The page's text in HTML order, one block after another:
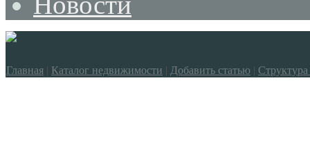
Главная | Каталог недвижимости | Добавить статью | Структура